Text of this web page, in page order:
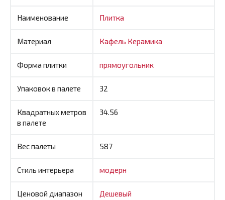
Наименование Плитка
Материал Кафель Керамика
Форма плитки прямоугольник
Упаковок в палете 32
Квадратных метров
в палете
34.56
Вес палеты 587
Стиль интерьера модерн
Ценовой диапазон Дешевый